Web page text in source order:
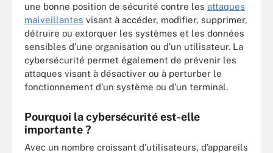
une bonne position de sécurité contre les attaques
malveillantes visant à accéder, modifier, supprimer,
détruire ou extorquer les systèmes et les données
sensibles d’une organisation ou d’un utilisateur. La
cybersécurité permet également de prévenir les
attaques visant à désactiver ou à perturber le
fonctionnement d’un système ou d’un terminal.
Pourquoi la cybersécurité est-elle
importante ?
Avec un nombre croissant d’utilisateurs, d’appareils